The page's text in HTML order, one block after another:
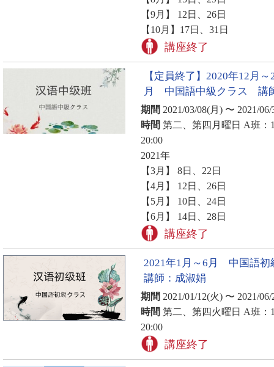
【9月】 12日、26日
【10月】17日、31日
講座終了
【定員終了】2020年12月～
月 中国語中級クラス 講
期間 2021/03/08(月) 〜 2021/
時間 第二、第四月曜日 A班
20:00
2021年
【3月】 8日、22日
【4月】 12日、26日
【5月】 10日、24日
【6月】 14日、28日
講座終了
2021年1月～6月 中国語
講師：成淑娟
期間 2021/01/12(火) 〜 2021/
時間 第二、第四火曜日 A班
20:00
講座終了